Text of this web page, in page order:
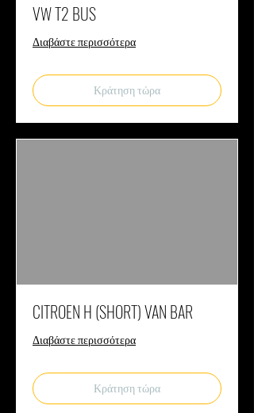
VW T2 BUS
Διαβάστε περισσότερα
Κράτηση τώρα
CITROEN H (SHORT) VAN BAR
Διαβάστε περισσότερα
Κράτηση τώρα